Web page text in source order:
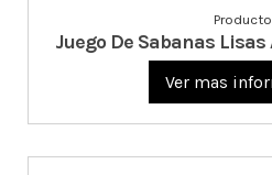
Juego De Sabanas
Ver mas